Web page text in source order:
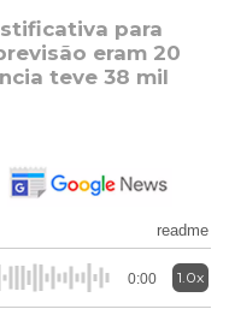
para
eram 20
teve 38 mil
readme
0:00 1.0x